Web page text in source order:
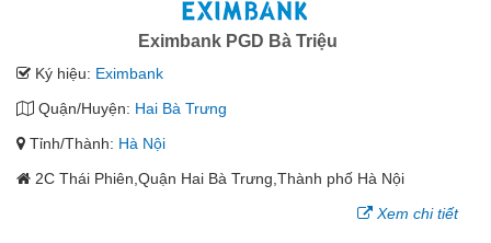
Eximbank PGD Bà Triệu
Ký hiệu: Eximbank
Quận/Huyện: Hai Bà Trưng
Tỉnh/Thành: Hà Nội
2C Thái Phiên,Quận Hai Bà Trưng,Thành phố Hà Nội
Xem chi tiết